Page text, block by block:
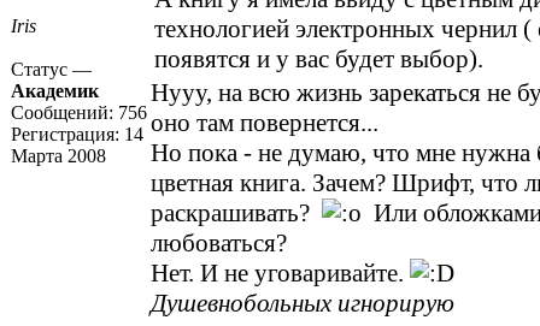
Iris
Статус —
Академик
Сообщений: 756
Регистрация: 14
Марта 2008
технологией электронных чернил
появятся и у вас будет выбор).
Нууу, на всю жизнь зарекаться не
оно там повернется...
Но пока - не думаю, что мне нужна
цветная книга. Зачем? Шрифт, что
раскрашивать?
Или
любоваться?
Нет. И не уговаривайте.
Душевнобольных игнорирую